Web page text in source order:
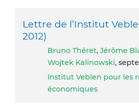
Lettre de l’Institut
2012)
Bruno Théret, Jérôme
Wojtek Kalinowski,
Institut Veblen pour les
économiques